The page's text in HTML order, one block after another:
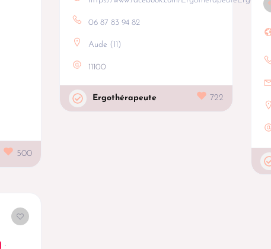
500
06 87 83 94 82
Aude (11)
11100
Ergothérapeute 722